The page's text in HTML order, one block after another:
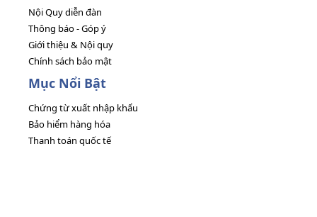
Nội Quy diễn đàn
Thông báo - Góp ý
Giới thiệu & Nội quy
Chính sách bảo mật
Mục Nổi Bật
Chứng từ xuất nhập khẩu
Bảo hiểm hàng hóa
Thanh toán quốc tế